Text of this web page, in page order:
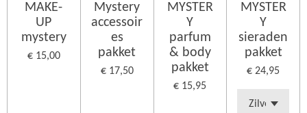
MAKE-
UP
mystery
€ 15,00
Mystery
accessoir
es
pakket
€ 17,50
MYSTER
Y
parfum
& body
pakket
€ 15,95
MYSTER
Y
sieraden
pakket
€ 24,95